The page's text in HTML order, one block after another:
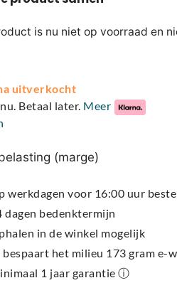
is nu niet op voorraad en
uitverkocht
Betaal later. Meer
(marge)
werkdagen voor 16:00 uur
dagen bedenktermijn
in de winkel mogelijk
bespaart het milieu 173 gram e-
1 jaar garantie ⓘ